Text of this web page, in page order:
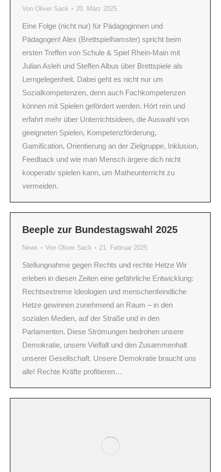
Von Oliver Sack 20. März 2025
Eine Folge (nicht nur) für Pädagoginnen und
Pädagogen! Alex (Brettspielhamster) spricht beim
ersten Treffen von Schule & Spiel Rhein-Main mit
Julian Asleh und Steffen Albus über Brettspiele als
Lerngelegenheit. Dabei geht es nicht nur um
Sozialkompetenzen, denn auch Fachkompetenzen
können mit Spielen gefördert werden. Hört rein und
erfahrt mehr über Unterrichtsideen, die Auswahl von
geeigneten Spielen, Kompetenzförderung,
Gamification, Orientierung an der Zielgruppe, Inklusion,
Feedback und wie man Mensch ärgere dich nicht
kooperativ spielen kann, um Matheunterricht zu
vermeiden.
Beeple zur Bundestagswahl 2025
News Von Oliver Sack 21. Februar 2025
Stellungnahme gegen Rechts und rechte Hetze Wir
erleben in diesen Zeiten eine gefährliche Entwicklung:
Rechtsextreme Ideologien und menschenfeindliche
Hetze gewinnen zunehmend an Raum – in den
sozialen Medien, auf der Straße und in den
Parlamenten. Diese Strömungen bedrohen unsere
Demokratie, unsere Vielfalt und den Zusammenhalt
unserer Gesellschaft. Unsere Demokratie braucht uns
alle! Rechte Kräfte profitieren…